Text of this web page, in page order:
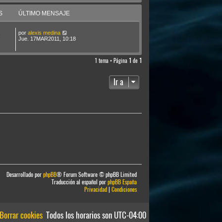
ÚLTIMO MENSAJE
por alexis medina
Jue. 17MAR2011, 10:18
1 tema • Página 1 de 1
Ir a
Desarrollado porphpBB® Forum Software © phpBB Limited
Traducción al español porphpBB España
Privacidad| Condiciones
Todos los horarios son UTC-04:00
Borrar cookies